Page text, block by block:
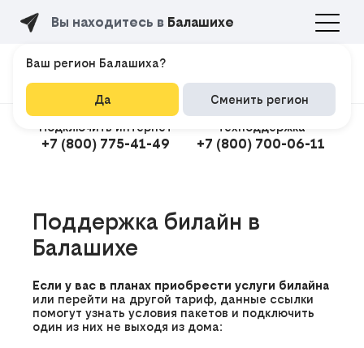
Вы находитесь в Балашихе
Подключить интернет
+7 (800) 775-41-49
Техподдержка
+7 (800) 700-06-11
Поддержка билайн в
Балашихе
Если у вас в планах приобрести услуги билайна
или перейти на другой тариф, данные ссылки
помогут узнать условия пакетов и подключить
один из них не выходя из дома:
Ваш регион Балашиха?
Да Сменить регион